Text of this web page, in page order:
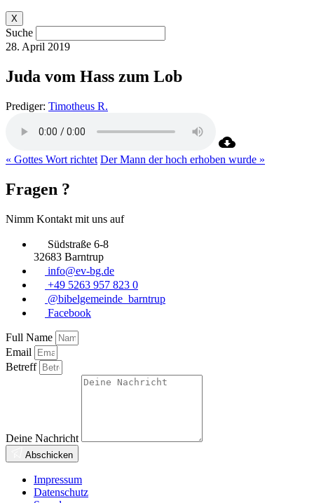
X
Suche
28. April 2019
Juda vom Hass zum Lob
Prediger: Timotheus R.
« Gottes Wort richtet Der Mann der hoch erhoben wurde »
Fragen ?
Nimm Kontakt mit uns auf
Südstraße 6-8
32683 Barntrup
info@ev-bg.de
+49 5263 957 823 0
@bibelgemeinde_barntrup
Facebook
Full Name
Email
Betreff
Deine Nachricht
Abschicken
Impressum
Datenschutz